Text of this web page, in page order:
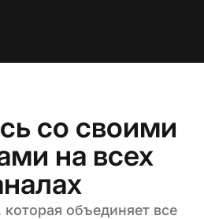
со своими
на всех
объединяет все